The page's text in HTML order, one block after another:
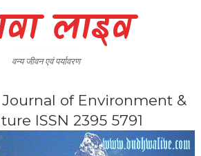
लाइव
वन्य जीवन एवं पर्यावरण
of Environment &
ISSN 2395 5791